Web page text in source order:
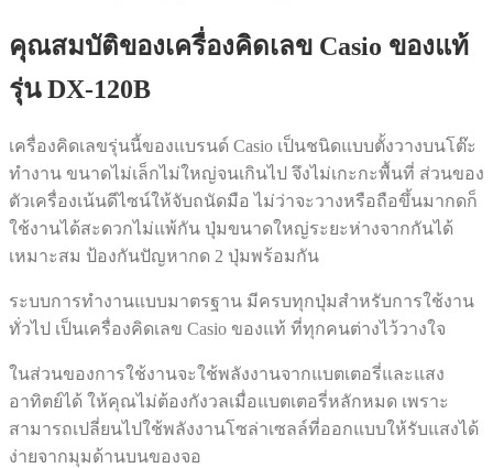
คุณสมบัติของเครื่องคิดเลข Casio ของแท้
รุ่น DX-120B
เครื่องคิดเลขรุ่นนี้ของแบรนด์ Casio เป็นชนิดแบบตั้งวางบนโต๊ะ
ทำงาน ขนาดไม่เล็กไม่ใหญ่จนเกินไป จึงไม่เกะกะพื้นที่ ส่วนของ
ตัวเครื่องเน้นดีไซน์ให้จับถนัดมือ ไม่ว่าจะวางหรือถือขึ้นมากดก็
ใช้งานได้สะดวกไม่แพ้กัน ปุ่มขนาดใหญ่ระยะห่างจากกันได้
เหมาะสม ป้องกันปัญหากด 2 ปุ่มพร้อมกัน
ระบบการทำงานแบบมาตรฐาน มีครบทุกปุ่มสำหรับการใช้งาน
ทั่วไป เป็นเครื่องคิดเลข Casio ของแท้ ที่ทุกคนต่างไว้วางใจ
ในส่วนของการใช้งานจะใช้พลังงานจากแบตเตอรี่และแสง
อาทิตย์ได้ ให้คุณไม่ต้องกังวลเมื่อแบตเตอรี่หลักหมด เพราะ
สามารถเปลี่ยนไปใช้พลังงานโซล่าเซลล์ที่ออกแบบให้รับแสงได้
ง่ายจากมุมด้านบนของจอ